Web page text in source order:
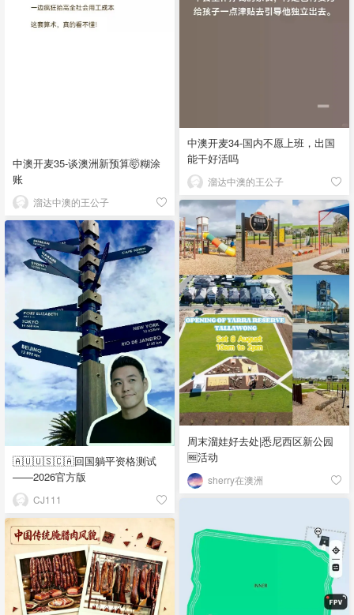
中澳开麦35-谈澳洲新预算🤯糊涂
账
溜达中澳的王公子
中澳开麦34-国内不愿上班，出国
能干好活吗
溜达中澳的王公子
周末溜娃好去处|悉尼西区新公园
🆓活动
sherry在澳洲
🇦🇺🇺🇸🇨🇦回国躺平资格测试
——2026官方版
CJ111